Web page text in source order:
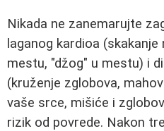
Nikada ne zanemarujte
laganog kardioa
mestu, "džog" u mestu) i
(kruženje zglobova,
vaše srce, mišiće i
rizik od povrede. Nakon